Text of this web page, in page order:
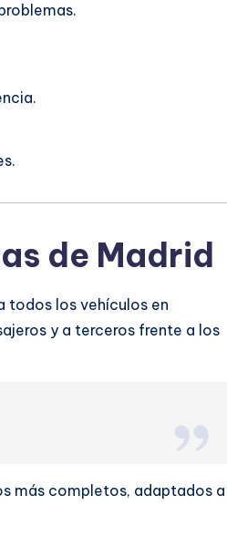
de Madrid
todos los vehículos en
y a terceros frente a los
más completos, adaptados a